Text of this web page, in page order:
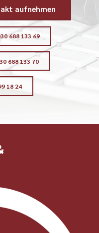
aufnehmen
688 133 69
688 133 70
18 24